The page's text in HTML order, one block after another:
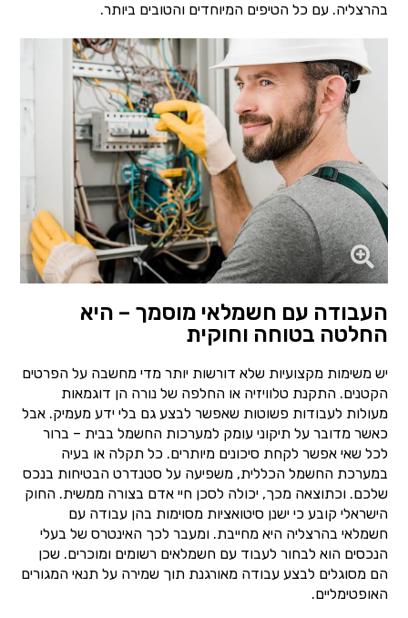
בהרצליה. עם כל הטיפים המיוחדים והטובים ביותר.
העבודה עם חשמלאי מוסמך – היא
החלטה בטוחה וחוקית
יש משימות מקצועיות שלא דורשות יותר מדי מחשבה על הפרטים
הקטנים. התקנת טלוויזיה או החלפה של נורה הן דוגמאות
מעולות לעבודות פשוטות שאפשר לבצע גם בלי ידע מעמיק. אבל
כאשר מדובר על תיקוני עומק למערכות החשמל בבית – ברור
לכל שאי אפשר לקחת סיכונים מיותרים. כל תקלה או בעיה
במערכת החשמל הכללית, משפיעה על סטנדרט הבטיחות בנכס
שלכם. וכתוצאה מכך, יכולה לסכן חיי אדם בצורה ממשית. החוק
הישראלי קובע כי ישנן סיטואציות מסוימות בהן עבודה עם
חשמלאי בהרצליה היא מחייבת. ומעבר לכך האינטרס של בעלי
הנכסים הוא לבחור לעבוד עם חשמלאים רשומים ומוכרים. שכן
הם מסוגלים לבצע עבודה מאורגנת תוך שמירה על תנאי המגורים
האופטימליים.